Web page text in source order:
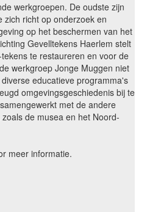
werkgroepen. De oudste zijn
zich richt op onderzoek en
op het beschermen van het
Gevelltekens Haerlem stelt
te restaureren en voor de
werkgroep Jonge Muggen niet
educatieve programma's
omgevingsgeschiedenis bij te
met de andere
de musea en het Noord-
meer informatie.